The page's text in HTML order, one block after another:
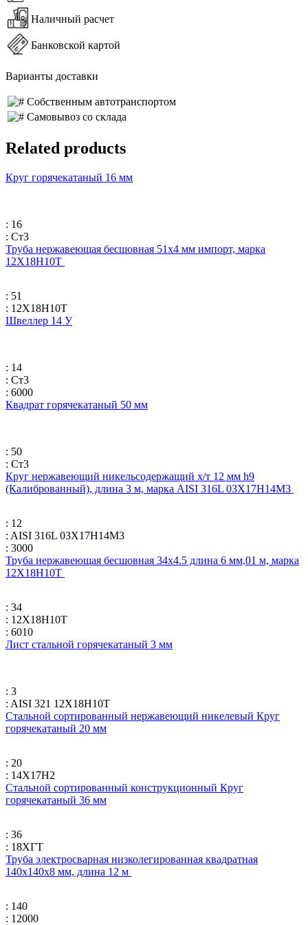
Наличный расчет
Банковской картой
Варианты доставки
Собственным автотранспортом
Самовывоз со склада
Related products
Круг горячекатаный 16 мм
: 16
: Ст3
Труба нержавеющая бесшовная 51х4 мм импорт, марка
12Х18Н10Т
: 51
: 12Х18Н10Т
Швеллер 14 У
: 14
: Ст3
: 6000
Квадрат горячекатаный 50 мм
: 50
: Ст3
Круг нержавеющий никельсодержащий х/т 12 мм h9
(Калиброванный), длина 3 м, марка AISI 316L 03Х17Н14М3
: 12
: AISI 316L 03Х17Н14М3
: 3000
Труба нержавеющая бесшовная 34х4.5 длина 6 мм,01 м, марка
12Х18Н10Т
: 34
: 12Х18Н10Т
: 6010
Лист стальной горячекатаный 3 мм
: 3
: AISI 321 12Х18Н10Т
Стальной сортированный нержавеющий никелевый Круг
горячекатаный 20 мм
: 20
: 14Х17Н2
Стальной сортированный конструкционный Круг
горячекатаный 36 мм
: 36
: 18ХГТ
Труба электросварная низколегированная квадратная
140х140х8 мм, длина 12 м
: 140
: 12000